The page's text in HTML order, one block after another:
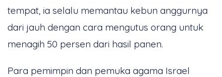
tempat, ia selalu memantau kebun anggurnya
dari jauh dengan cara mengutus orang untuk
menagih 50 persen dari hasil panen.
Para pemimpin dan pemuka agama Israel